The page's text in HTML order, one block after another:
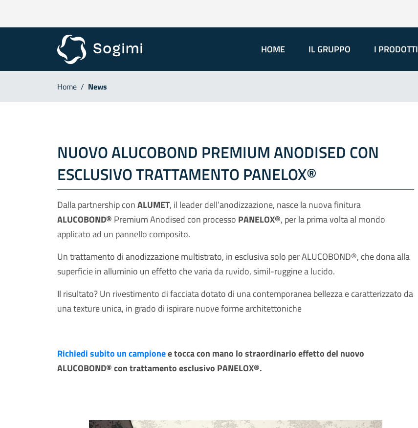
HOME IL GRUPPO I PRODOTTI
Home / News
NUOVO ALUCOBOND PREMIUM ANODISED CON
ESCLUSIVO TRATTAMENTO PANELOX®
Dalla partnership conALUMET, il leader dell’anodizzazione, nasce la nuova finitura
ALUCOBOND® Premium Anodised con processo PANELOX®, per la prima volta al mondo
applicato ad un pannello composito.
Un trattamento di anodizzazione multistrato, in esclusiva solo per ALUCOBOND®, che dona alla
superficie in alluminio un effetto che varia da ruvido, simil-ruggine a lucido.
Il risultato? Un rivestimento di facciata dotato di una contemporanea bellezza e caratterizzato da
una texture unica, in grado di ispirare nuove forme architettoniche
Richiedi subito un campionee tocca con mano lo straordinario effetto del nuovo
ALUCOBOND® con trattamento esclusivo PANELOX®.